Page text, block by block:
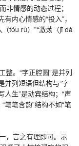
情感的动态过程；
内心情感的“投入”，
tóu rù）”“激荡（jī dà
。“字正腔圆”是并列
并列短语但结构与“字
人生”是动宾结构；“声
笔笔含韵”结构不如“笔
言之有理即可。示